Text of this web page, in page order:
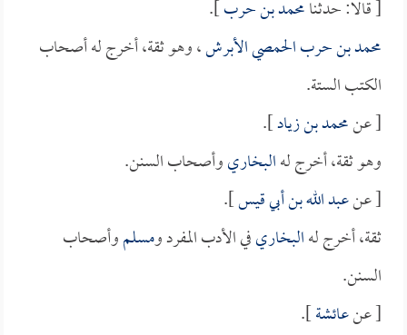
[ قالا: حدثنامحمد بن حرب].
محمد بن حرب الحمصي الأبرش، وهو ثقة، أخرج له أصحاب
الكتب الستة.
[ عنمحمد بن زياد].
وهو ثقة، أخرج لهالبخاريوأصحاب السنن.
[ عنعبد الله بن أبي قيس].
ثقة، أخرج لهالبخاريفي الأدب المفرد ومسلموأصحاب
السنن.
[ عنعائشة].